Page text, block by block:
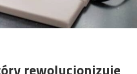
rewolucjonizuje